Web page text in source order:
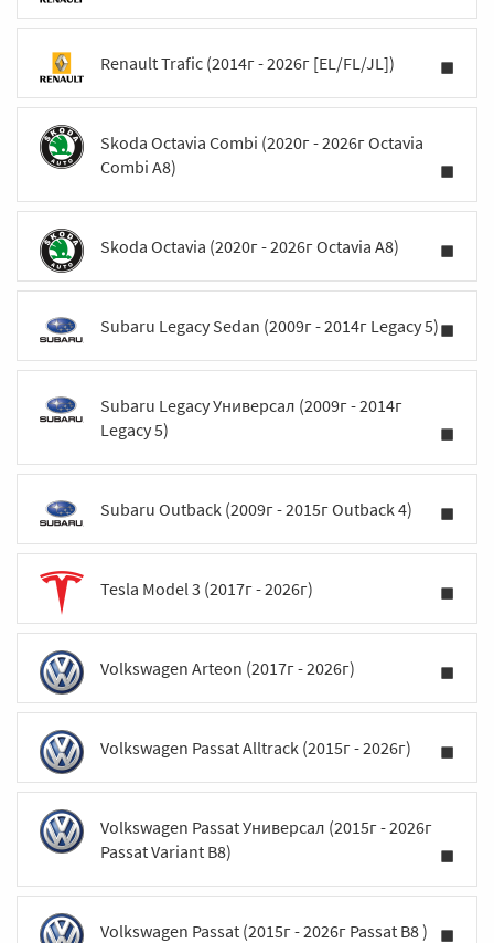
Renault Trafic (2014г - 2026г [EL/FL/JL])
Skoda Octavia Combi (2020г - 2026г Octavia
Combi A8)
Skoda Octavia (2020г - 2026г Octavia A8)
Subaru Legacy Sedan (2009г - 2014г Legacy 5)
Subaru Legacy Универсал (2009г - 2014г
Legacy 5)
Subaru Outback (2009г - 2015г Outback 4)
Tesla Model 3 (2017г - 2026г)
Volkswagen Arteon (2017г - 2026г)
Volkswagen Passat Alltrack (2015г - 2026г)
Volkswagen Passat Универсал (2015г - 2026г
Passat Variant B8)
Volkswagen Passat (2015г - 2026г Passat B8 )